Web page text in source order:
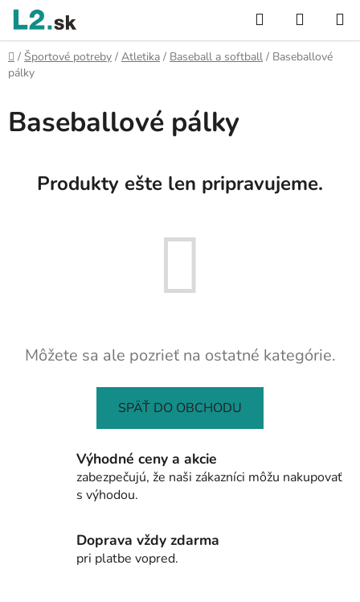
Prejsť
obsah
Hľadať
KOŠÍK
Domov
/ Športové potreby / Atletika / Baseball a softball / Baseballové
pálky
Baseballové pálky
Produkty ešte len pripravujeme.
Môžete sa ale pozrieť na ostatné kategórie.
SPÄŤ DO OBCHODU
Výhodné ceny a akcie
zabezpečujú, že naši zákazníci môžu nakupovať
s výhodou.
Doprava vždy zdarma
pri platbe vopred.